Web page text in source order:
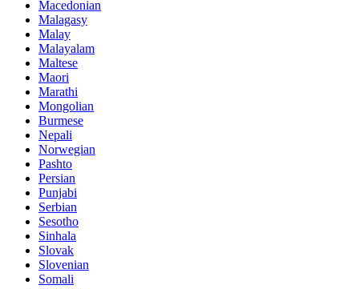
Macedonian
Malagasy
Malay
Malayalam
Maltese
Maori
Marathi
Mongolian
Burmese
Nepali
Norwegian
Pashto
Persian
Punjabi
Serbian
Sesotho
Sinhala
Slovak
Slovenian
Somali